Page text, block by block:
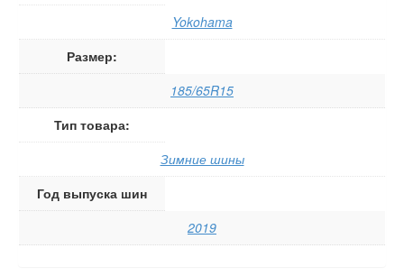
Yokohama
Размер:
185/65R15
Тип товара:
Зимние шины
Год выпуска шин
2019